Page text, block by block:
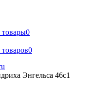
0
0
Энгельса 46с1